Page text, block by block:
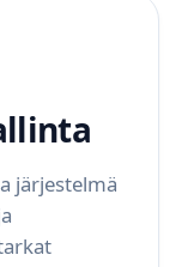
järjestelmä